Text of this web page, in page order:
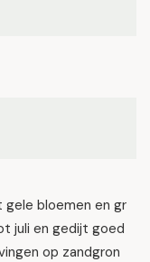
bloemen en gr
juli en gedijt goed
op zandgron